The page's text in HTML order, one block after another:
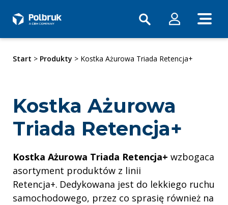
Start > Produkty > Kostka Ażurowa Triada Retencja+
Kostka Ażurowa
Triada Retencja+
Kostka Ażurowa Triada Retencja+ wzbogaca
asortyment produktów z linii
Retencja+. Dedykowana jest do lekkiego ruchu
samochodowego, przez co sprasię również na